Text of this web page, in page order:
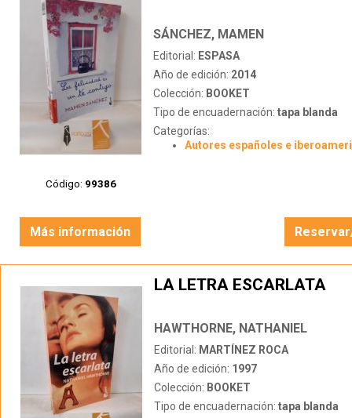
Código: 99386
SÁNCHEZ, MAMEN
Editorial: ESPASA
Año de edición: 2014
Colección: BOOKET
Tipo de encuadernación: tapa blanda
Categorías:
Autores españoles e
Más información
LA LETRA ESCARLATA
HAWTHORNE, NATHANIEL
Editorial: MARTÍNEZ ROCA
Año de edición: 1997
Colección: BOOKET
Tipo de encuadernación: tapa blanda